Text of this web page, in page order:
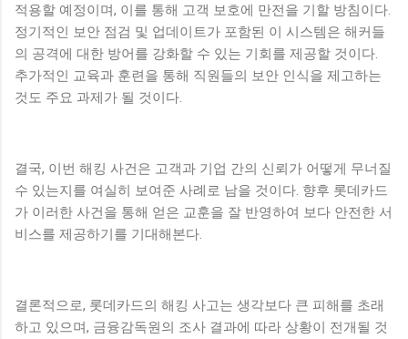
적용할 예정이며, 이를 통해 고객 보호에 만전을 기할 방침이다.
정기적인 보안 점검 및 업데이트가 포함된 이 시스템은 해커들
의 공격에 대한 방어를 강화할 수 있는 기회를 제공할 것이다.
추가적인 교육과 훈련을 통해 직원들의 보안 인식을 제고하는
것도 주요 과제가 될 것이다.
결국, 이번 해킹 사건은 고객과 기업 간의 신뢰가 어떻게 무너질
수 있는지를 여실히 보여준 사례로 남을 것이다. 향후 롯데카드
가 이러한 사건을 통해 얻은 교훈을 잘 반영하여 보다 안전한 서
비스를 제공하기를 기대해본다.
결론적으로, 롯데카드의 해킹 사고는 생각보다 큰 피해를 초래
하고 있으며, 금융감독원의 조사 결과에 따라 상황이 전개될 것